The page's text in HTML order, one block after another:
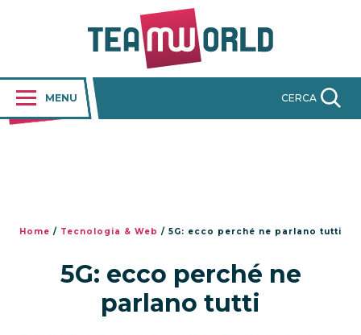
MENU CERCA
Home / Tecnologia & Web / 5G: ecco perché ne parlano tutti
5G: ecco perché ne
parlano tutti